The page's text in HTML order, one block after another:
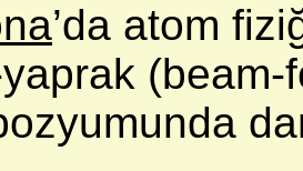
’da atom
yaprak